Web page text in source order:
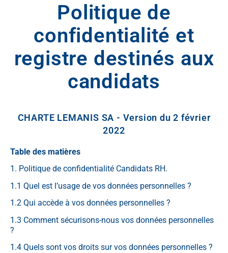
Politique de
confidentialité et
registre destinés aux
candidats
CHARTE LEMANIS SA - Version du 2 février
2022
Table des matières
1. Politique de confidentialité Candidats RH.
1.1 Quel est l’usage de vos données personnelles ?
1.2 Qui accède à vos données personnelles ?
1.3 Comment sécurisons-nous vos données personnelles
?
1.4 Quels sont vos droits sur vos données personnelles ?